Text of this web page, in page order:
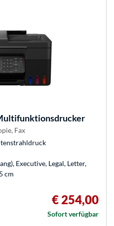
Fax
Executive, Legal, Letter,
cm
€ 254,00
Sofort verfügbar